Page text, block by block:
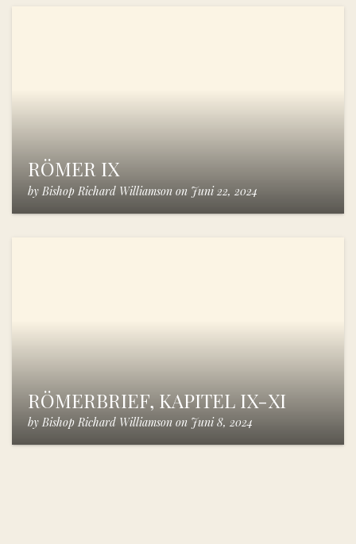
RÖMER IX
by Bishop Richard Williamson on Juni 22, 2024
RÖMERBRIEF, KAPITEL IX-XI
by Bishop Richard Williamson on Juni 8, 2024